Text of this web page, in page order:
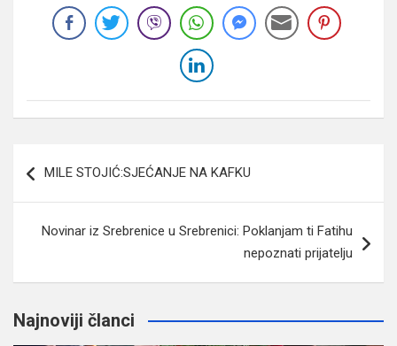
članaka
MILE STOJIĆ:SJEĆANJE NA KAFKU
Novinar iz Srebrenice u Srebrenici: Poklanjam ti Fatihu
nepoznati prijatelju
Najnoviji članci